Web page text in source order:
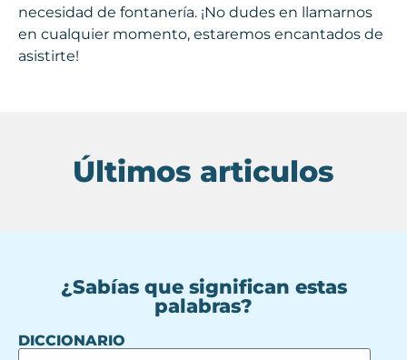
necesidad de fontanería. ¡No dudes en llamarnos
en cualquier momento, estaremos encantados de
asistirte!
Últimos articulos
¿Sabías que significan estas
palabras?
DICCIONARIO